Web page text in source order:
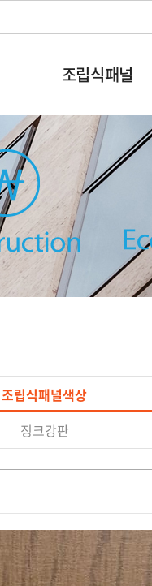
조립식패널
조립식패널색상
징크강판